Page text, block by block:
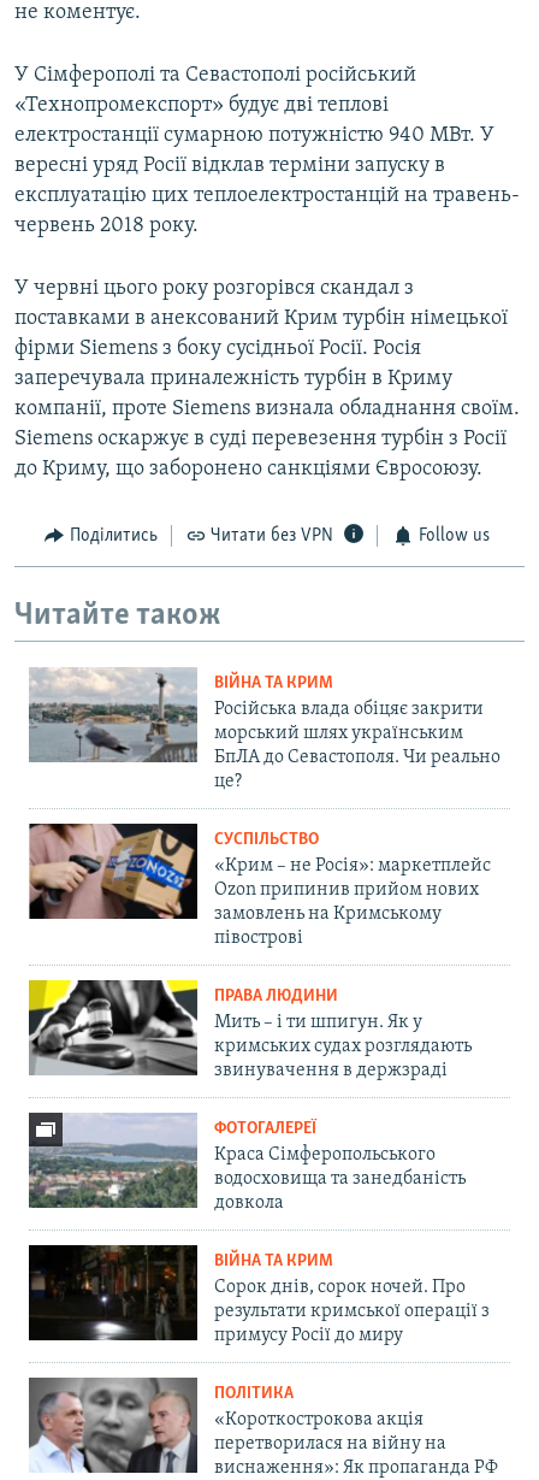
не коментує.
У Сімферополі та Севастополі російський
«Технопромекспорт» будує дві теплові
електростанції сумарною потужністю 940 МВт. У
вересні уряд Росії відклав терміни запуску в
експлуатацію цих теплоелектростанцій на травень-
червень 2018 року.
У червні цього року розгорівся скандал з
поставками в анексований Крим турбін німецької
фірми Siemens з боку сусідньої Росії. Росія
заперечувала приналежність турбін в Криму
компанії, проте Siemens визнала обладнання своїм.
Siemens оскаржує в суді перевезення турбін з Росії
до Криму, що заборонено санкціями Євросоюзу.
Поділитись Читати без VPN Follow us
Читайте також
ВІЙНА ТА КРИМ
Російська влада обіцяє закрити
морський шлях українським
БпЛА до Севастополя. Чи реально
це?
СУСПІЛЬСТВО
«Крим – не Росія»: маркетплейс
Ozon припинив прийом нових
замовлень на Кримському
півострові
ПРАВА ЛЮДИНИ
Мить – і ти шпигун. Як у
кримських судах розглядають
звинувачення в держзраді
ФОТОГАЛЕРЕЇ
Краса Сімферопольського
водосховища та занедбаність
довкола
ВІЙНА ТА КРИМ
Сорок днів, сорок ночей. Про
результати кримської операції з
примусу Росії до миру
ПОЛІТИКА
«Короткострокова акція
перетворилася на війну на
виснаження»: Як пропаганда РФ